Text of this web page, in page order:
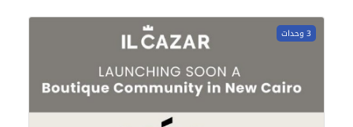
3 وحدات